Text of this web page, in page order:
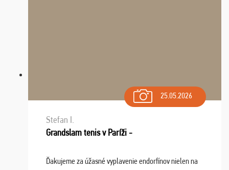
25.05.2026
Stefan I.
Grandslam tenis v Paríži -
Ďakujeme za úžasné vyplavenie endorfínov nielen na